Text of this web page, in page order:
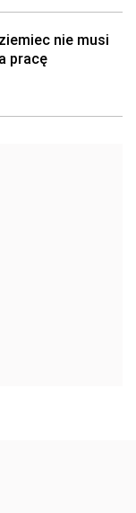
nie musi
pracę